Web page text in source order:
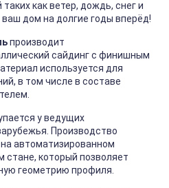
как ветер, дождь, снег и
дом на долгие годы вперёд!
производит
сайдинг с финишным
используется для
в том числе в составе
у ведущих
Производство
автоматизированном
стане, который позволяет
геометрию профиля.